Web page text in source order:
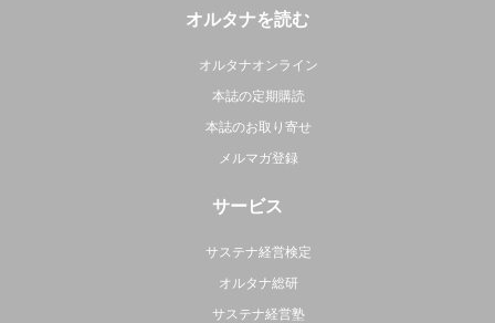
オルタナを読む
オルタナオンライン
本誌の定期購読
本誌のお取り寄せ
メルマガ登録
サービス
サステナ経営検定
オルタナ総研
サステナ経営塾